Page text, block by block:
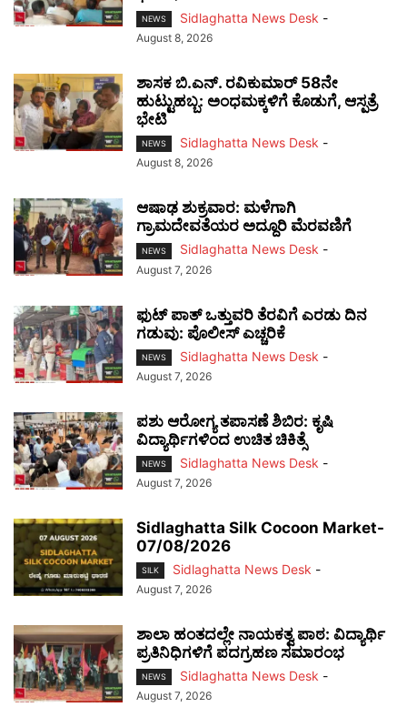
NEWS Sidlaghatta News Desk -
August 8, 2026
ಶಾಸಕ ಬಿ.ಎನ್. ರವಿಕುಮಾರ್ 58ನೇ
ಹುಟ್ಟುಹಬ್ಬ: ಅಂಧಮಕ್ಕಳಿಗೆ ಕೊಡುಗೆ, ಆಸ್ಪತ್ರೆ
ಭೇಟಿ
NEWS Sidlaghatta News Desk -
August 8, 2026
ಆಷಾಢ ಶುಕ್ರವಾರ: ಮಳೆಗಾಗಿ
ಗ್ರಾಮದೇವತೆಯರ ಅದ್ದೂರಿ ಮೆರವಣಿಗೆ
NEWS Sidlaghatta News Desk -
August 7, 2026
ಫುಟ್‌ ಪಾತ್ ಒತ್ತುವರಿ ತೆರವಿಗೆ ಎರಡು ದಿನ
ಗಡುವು: ಪೊಲೀಸ್ ಎಚ್ಚರಿಕೆ
NEWS Sidlaghatta News Desk -
August 7, 2026
ಪಶು ಆರೋಗ್ಯ ತಪಾಸಣೆ ಶಿಬಿರ: ಕೃಷಿ
ವಿದ್ಯಾರ್ಥಿಗಳಿಂದ ಉಚಿತ ಚಿಕಿತ್ಸೆ
NEWS Sidlaghatta News Desk -
August 7, 2026
Sidlaghatta Silk Cocoon Market-
07/08/2026
SILK Sidlaghatta News Desk -
August 7, 2026
ಶಾಲಾ ಹಂತದಲ್ಲೇ ನಾಯಕತ್ವ ಪಾಠ: ವಿದ್ಯಾರ್ಥಿ
ಪ್ರತಿನಿಧಿಗಳಿಗೆ ಪದಗ್ರಹಣ ಸಮಾರಂಭ
NEWS Sidlaghatta News Desk -
August 7, 2026